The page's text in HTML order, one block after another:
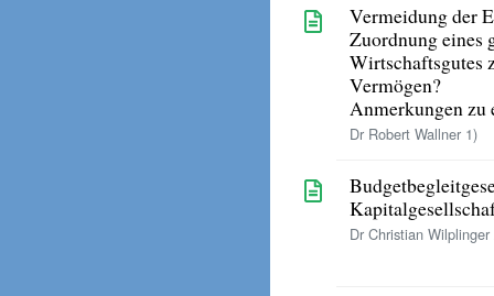
Vermeidung der
Zuordnung eines
Wirtschaftsgutes
Vermögen?
Anmerkungen zu
Dr Robert Wallner 1)
Dr Christian